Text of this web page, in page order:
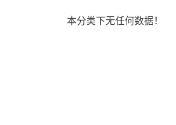
本分类下无任何数据！